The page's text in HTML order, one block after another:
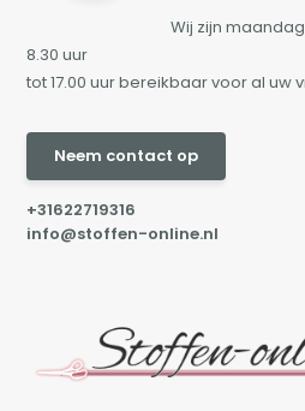
Wij zijn
8.30 uur
tot 17.00 uur bereikbaar voor al uw
Neem contact op
+31622719316
info@stoffen-online.nl